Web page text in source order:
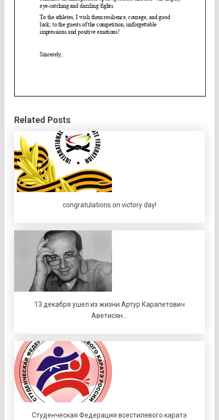
Related Posts
congratulations on victory day!
13 декабря ушел из жизни Артур Карапетович
Аветисян…
Студенческая Федерация всестилевого каратэ